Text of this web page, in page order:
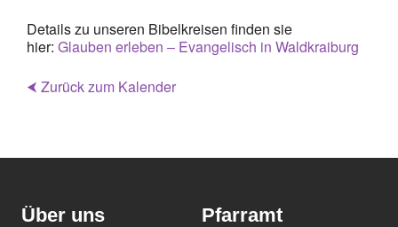
Details zu unseren Bibelkreisen finden sie
hier: Glauben erleben – Evangelisch in Waldkraiburg
⮜ Zurück zum Kalender
Über uns Pfarramt